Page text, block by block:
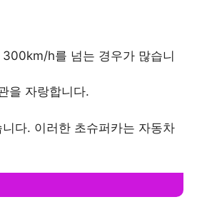
h를 넘는 경우가 많습니
을 자랑합니다.
다. 이러한 초슈퍼카는 자동차